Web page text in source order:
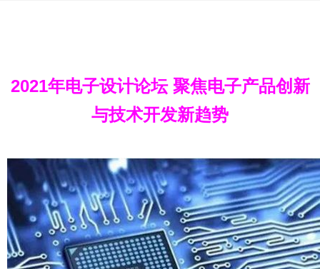
2021年电子设计论坛 聚焦电子产品创新
与技术开发新趋势